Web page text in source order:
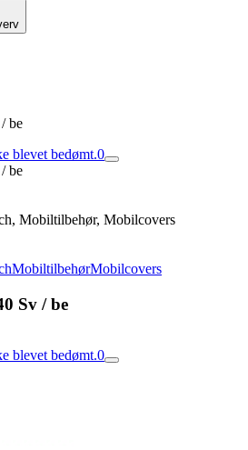
be
blevet bedømt.0
be
Mobiltilbehør, Mobilcovers
MobiltilbehørMobilcovers
Sv / be
blevet bedømt.0